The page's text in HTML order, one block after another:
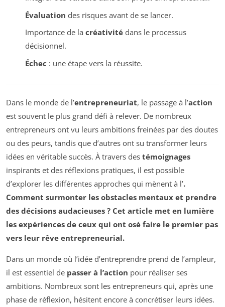
Évaluation des risques avant de se lancer.
Importance de la créativitédans le processus
décisionnel.
Échec : une étape vers la réussite.
Dans le monde de l’entrepreneuriat, le passage à l’action
est souvent le plus grand défi à relever. De nombreux
entrepreneurs ont vu leurs ambitions freinées par des doutes
ou des peurs, tandis que d’autres ont su transformer leurs
idées en véritable succès. À travers des témoignages
inspirants et des réflexions pratiques, il est possible
d’explorer les différentes approches qui mènent à l’.
Comment surmonter les obstacles mentaux et prendre
des décisions audacieuses ? Cet article met en lumière
les expériences de ceux qui ont osé faire le premier pas
vers leur rêve entrepreneurial.
Dans un monde où l’idée d’entreprendre prend de l’ampleur,
il est essentiel de passer à l’action pour réaliser ses
ambitions. Nombreux sont les entrepreneurs qui, après une
phase de réflexion, hésitent encore à concrétiser leurs idées.